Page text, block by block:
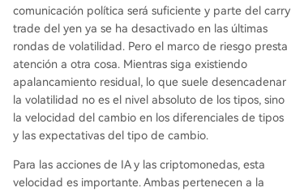
comunicación política será suficiente y parte del carry
trade del yen ya se ha desactivado en las últimas
rondas de volatilidad. Pero el marco de riesgo presta
atención a otra cosa. Mientras siga existiendo
apalancamiento residual, lo que suele desencadenar
la volatilidad no es el nivel absoluto de los tipos, sino
la velocidad del cambio en los diferenciales de tipos
y las expectativas del tipo de cambio.
Para las acciones de IA y las criptomonedas, esta
velocidad es importante. Ambas pertenecen a la